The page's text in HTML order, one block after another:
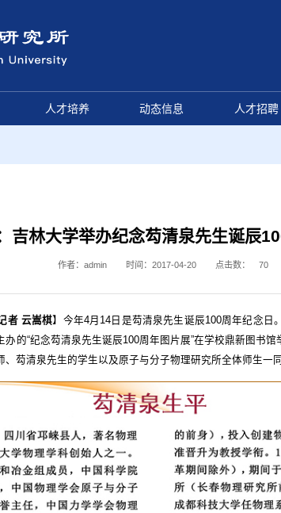
人才培养 动态信息 人才招聘
吉林大学举办纪念芶清泉先生诞辰
作者：admin 时间：2017-04-20 点击数： 70
者 云嵩棋】今年4月14日是芶清泉先生诞辰100周年纪念日
的“纪念芶清泉先生诞辰100周年图片展”在学校鼎新图书
芶清泉先生的学生以及原子与分子物理研究所全体师生一